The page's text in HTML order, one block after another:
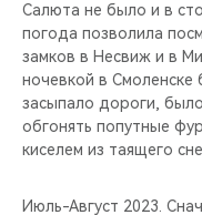
Салюта не было и в
погода позволила
замков в Несвиж и в
ночевкой в
засыпало дороги,
обгонять попутные
киселем из таящего
Июль-Август 2023.